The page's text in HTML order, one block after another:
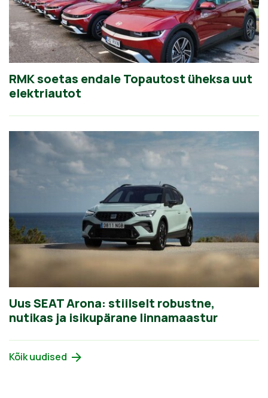
RMK soetas endale Topautost üheksa uut
elektriautot
Uus SEAT Arona: stiilselt robustne,
nutikas ja isikupärane linnamaastur
Kõik uudised